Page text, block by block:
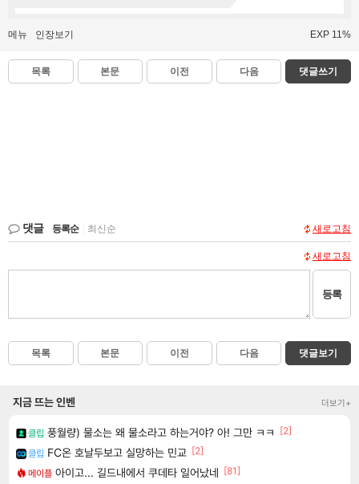
메뉴 인장보기 EXP 11%
목록 본문 이전 다음 댓글쓰기
댓글 등록순 최신순 새로고침
새로고침
등록
목록 본문 이전 다음 댓글보기
지금 뜨는 인벤 더보기+
클립 풍월량) 물소는 왜 물소라고 하는거야? 아! 그만 ㅋㅋ
[2]
클립 FC온 호날두보고 실망하는 민교 [2]
메이플 아이고... 길드내에서 쿠데타 일어났네 [81]